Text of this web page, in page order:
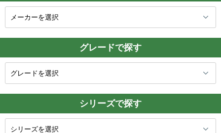
グレードで探す
シリーズで探す